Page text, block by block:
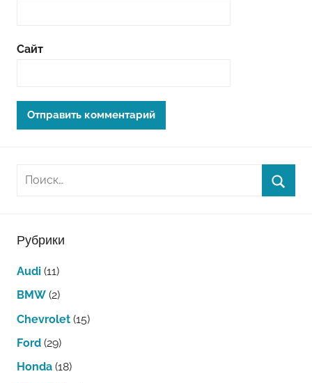
Сайт
Рубрики
Audi (11)
BMW (2)
Chevrolet (15)
Ford (29)
Honda (18)